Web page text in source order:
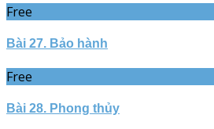
Free
Bài 27. Bảo hành
Free
Bài 28. Phong thủy